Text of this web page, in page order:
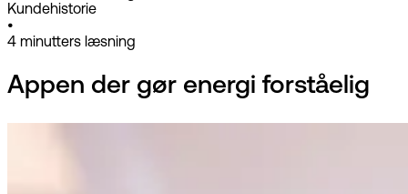
Kundehistorie
•
4 minutters læsning
Appen der gør energi forståelig